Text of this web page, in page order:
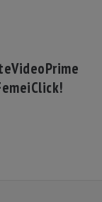
VideoPrime
Click!